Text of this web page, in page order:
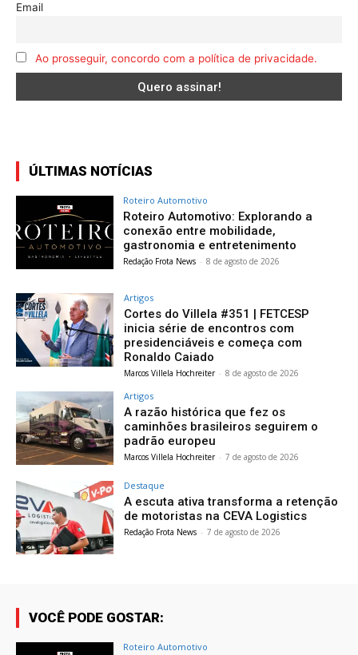
Email
Ao prosseguir, concordo com a política de privacidade.
ÚLTIMAS NOTÍCIAS
Roteiro Automotivo
Roteiro Automotivo: Explorando a
conexão entre mobilidade,
gastronomia e entretenimento
Redação Frota News - 8 de agosto de 2026
Artigos
Cortes do Villela #351 | FETCESP
inicia série de encontros com
presidenciáveis e começa com
Ronaldo Caiado
Marcos Villela Hochreiter - 8 de agosto de 2026
Artigos
A razão histórica que fez os
caminhões brasileiros seguirem o
padrão europeu
Marcos Villela Hochreiter - 7 de agosto de 2026
Destaque
A escuta ativa transforma a retenção
de motoristas na CEVA Logistics
Redação Frota News - 7 de agosto de 2026
VOCÊ PODE GOSTAR:
Roteiro Automotivo